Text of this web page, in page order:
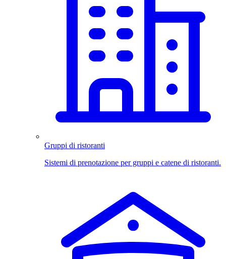
Gruppi di ristoranti
Sistemi di prenotazione per gruppi e catene di ristoranti.